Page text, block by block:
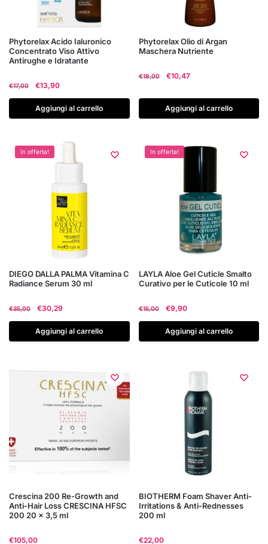
Phytorelax Acido Ialuronico
Concentrato Viso Attivo
Antirughe e Idratante
€17,00
Il
prezzo
originale
era:
€13,90
prezzo
attuale
è:
Aggiungi al carrello
Phytorelax Olio di Argan
Maschera Nutriente
€18,00
Il
originale
era:
€18,00.
€10,47
attuale
è:
€10,47.
Aggiungi al carrello
In offerta!
DIEGO DALLA PALMA Vitamina C
Radiance Serum 30 ml
€35,00
Il
originale
era:
€30,29
attuale
è:
Aggiungi al carrello
In offerta!
LAYLA Aloe Gel Cuticle Smalto
Curativo per le Cuticole 10 ml
€15,00
Il
originale
era:
€9,90
attuale
è:
Aggiungi al carrello
Crescina 200 Re-Growth and
Anti-Hair Loss CRESCINA HFSC
200 20 x 3,5 ml
€105,00
BIOTHERM Foam Shaver Anti-
Irritations & Anti-Rednesses
200 ml
€22,00